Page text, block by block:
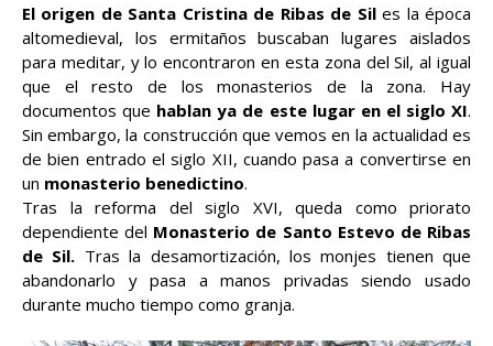
El origen de Santa Cristina de Ribas de Siles la época
altomedieval, los ermitaños buscaban lugares aislados
para meditar, y lo encontraron en esta zona del Sil, al igual
que el resto de los monasterios de la zona. Hay
documentos que hablan ya de este lugar en el siglo XI.
Sin embargo, la construcción que vemos en la actualidad es
de bien entrado el siglo XII, cuando pasa a convertirse en
un monasterio benedictino.
Tras la reforma del siglo XVI, queda como priorato
dependiente del Monasterio de Santo Estevo de Ribas
de Sil. Tras la desamortización, los monjes tienen que
abandonarlo y pasa a manos privadas siendo usado
durante mucho tiempo como granja.